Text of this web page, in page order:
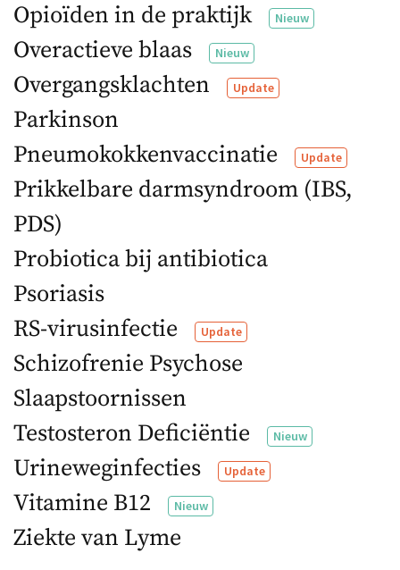
Opioïden in de praktijk Nieuw
Overactieve blaas Nieuw
Overgangsklachten Update
Parkinson
Pneumokokkenvaccinatie
Update
Prikkelbare darmsyndroom (IBS,
PDS)
Probiotica bij antibiotica
Psoriasis
RS-virusinfectie
Update
Schizofrenie Psychose
Slaapstoornissen
Testosteron Deficiëntie
Nieuw
Urineweginfecties Update
Vitamine B12 Nieuw
Ziekte van Lyme